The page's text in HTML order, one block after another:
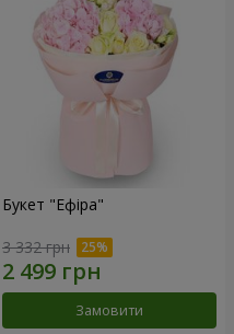
Букет "Ефіра"
3 332 грн
Замовити